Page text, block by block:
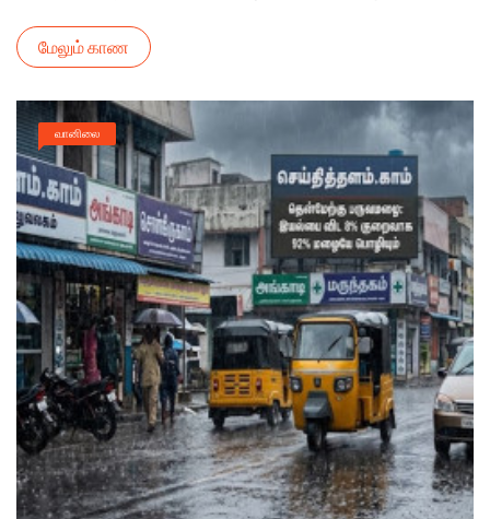
மேலும் காண
வானிலை